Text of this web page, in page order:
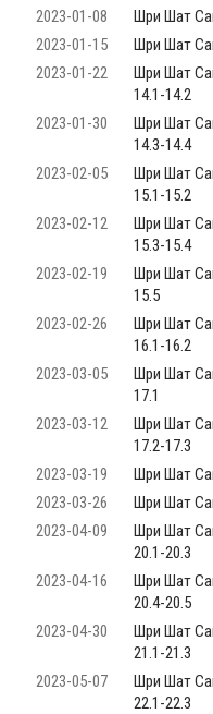
2023-01-08
Шри Шат
2023-01-15
Шри Шат
2023-01-22
Шри Шат
14.1-14.2
2023-01-30
Шри Шат
14.3-14.4
2023-02-05
Шри Шат
15.1-15.2
2023-02-12
Шри Шат
15.3-15.4
2023-02-19
Шри Шат
15.5
2023-02-26
Шри Шат
16.1-16.2
2023-03-05
Шри Шат
17.1
2023-03-12
Шри Шат
17.2-17.3
2023-03-19
Шри Шат
2023-03-26
Шри Шат
2023-04-09
Шри Шат
20.1-20.3
2023-04-16
Шри Шат
20.4-20.5
2023-04-30
Шри Шат
21.1-21.3
2023-05-07
Шри Шат
22.1-22.3